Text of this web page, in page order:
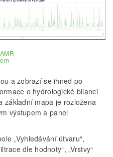
a zobrazí se ihned po
o hydrologické bilanci
základní mapa je rozložena
výstupem a panel
„Vyhledávání útvaru“,
dle hodnoty“, „Vrstvy“